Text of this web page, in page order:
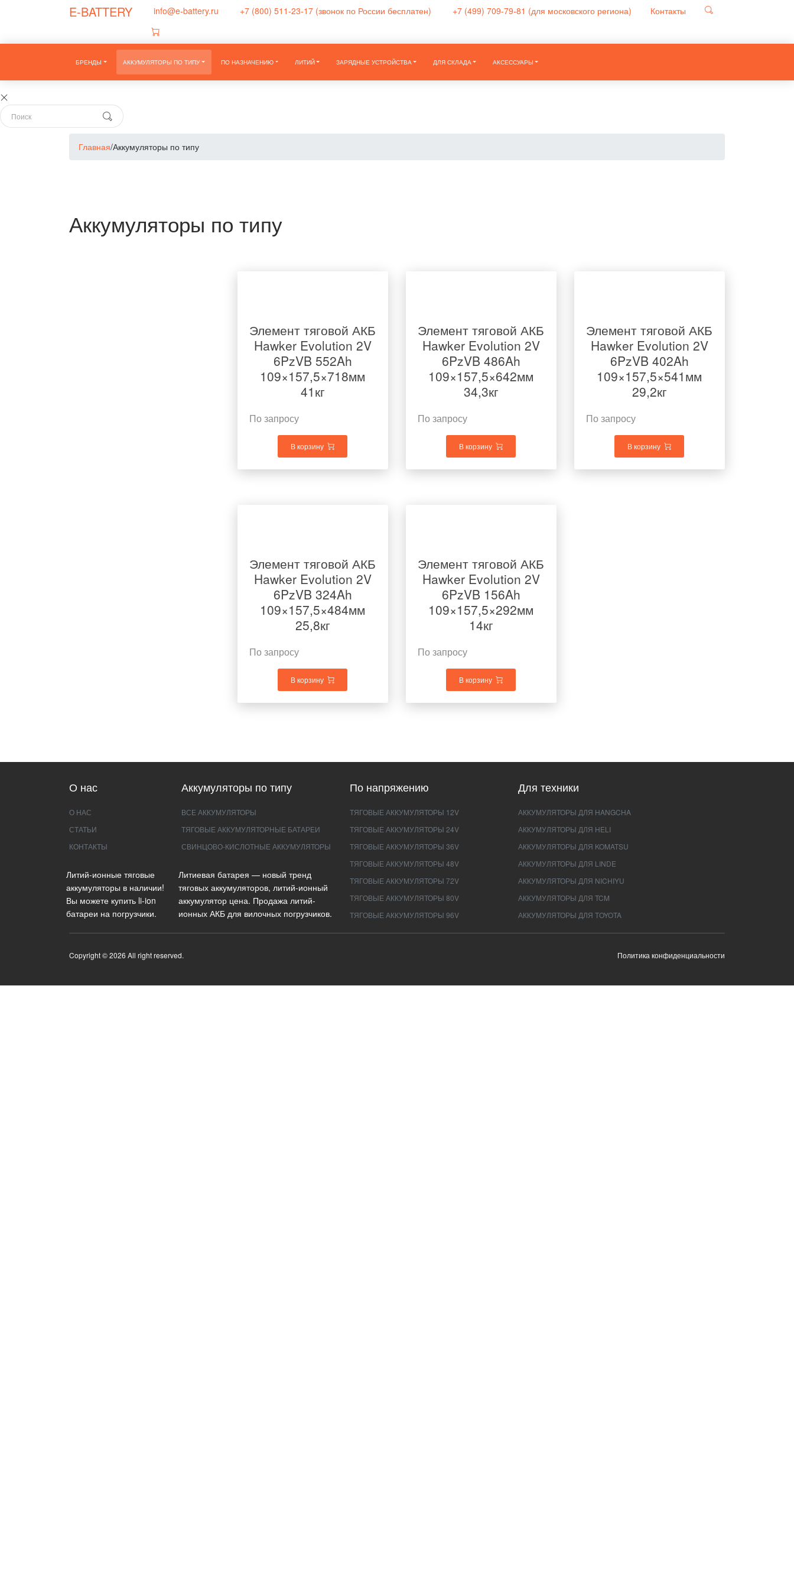
E-BATTERY info@e-battery.ru +7 (800) 511-23-17 (звонок по России бесплатен) +7 (499) 709-79-81 (для московского региона) Контакты
БРЕНДЫ АККУМУЛЯТОРЫ ПО ТИПУ ПО НАЗНАЧЕНИЮ ЛИТИЙ ЗАРЯДНЫЕ УСТРОЙСТВА ДЛЯ СКЛАДА АКСЕССУАРЫ
Главная/Аккумуляторы по типу
Аккумуляторы по типу
Элемент тяговой АКБ
Hawker Evolution 2V
6PzVB 552Ah
109×157,5×718мм
41кг
По запросу
В корзину
Элемент тяговой АКБ
Hawker Evolution 2V
6PzVB 486Ah
109×157,5×642мм
34,3кг
По запросу
В корзину
Элемент тяговой АКБ
Hawker Evolution 2V
6PzVB 402Ah
109×157,5×541мм
29,2кг
По запросу
В корзину
Элемент тяговой АКБ
Hawker Evolution 2V
6PzVB 324Ah
109×157,5×484мм
25,8кг
По запросу
В корзину
Элемент тяговой АКБ
Hawker Evolution 2V
6PzVB 156Ah
109×157,5×292мм
14кг
По запросу
В корзину
О нас
О НАС
СТАТЬИ
КОНТАКТЫ
Литий-ионные тяговые
аккумуляторы в наличии!
Вы можете купить li-ion
батареи на погрузчики.
Аккумуляторы по типу
ВСЕ АККУМУЛЯТОРЫ
ТЯГОВЫЕ АККУМУЛЯТОРНЫЕ БАТАРЕИ
СВИНЦОВО-КИСЛОТНЫЕ АККУМУЛЯТОРЫ
Литиевая батарея — новый тренд
тяговых аккумуляторов, литий-ионный
аккумулятор цена. Продажа литий-
ионных АКБ для вилочных погрузчиков.
По напряжению
ТЯГОВЫЕ АККУМУЛЯТОРЫ 12V
ТЯГОВЫЕ АККУМУЛЯТОРЫ 24V
ТЯГОВЫЕ АККУМУЛЯТОРЫ 36V
ТЯГОВЫЕ АККУМУЛЯТОРЫ 48V
ТЯГОВЫЕ АККУМУЛЯТОРЫ 72V
ТЯГОВЫЕ АККУМУЛЯТОРЫ 80V
ТЯГОВЫЕ АККУМУЛЯТОРЫ 96V
Для техники
АККУМУЛЯТОРЫ ДЛЯ HANGCHA
АККУМУЛЯТОРЫ ДЛЯ HELI
АККУМУЛЯТОРЫ ДЛЯ KOMATSU
АККУМУЛЯТОРЫ ДЛЯ LINDE
АККУМУЛЯТОРЫ ДЛЯ NICHIYU
АККУМУЛЯТОРЫ ДЛЯ TCM
АККУМУЛЯТОРЫ ДЛЯ TOYOTA
Copyright © 2026 All right reserved. Политика конфиденциальности